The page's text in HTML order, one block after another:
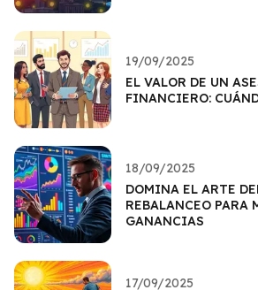
19/09/2025
EL VALOR DE UN
FINANCIERO:
18/09/2025
DOMINA EL ARTE
REBALANCEO PARA
GANANCIAS
17/09/2025